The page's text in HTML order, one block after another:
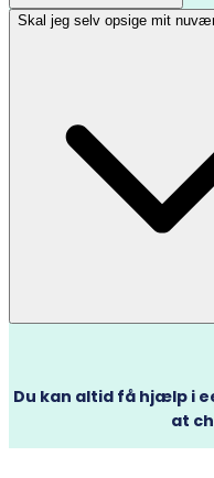
Skal jeg selv opsige mit
Du kan altid få hjælp i
at